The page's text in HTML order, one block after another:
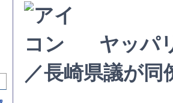
ヤッパ
／長崎県議が同